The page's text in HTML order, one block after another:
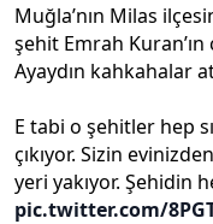
Muğla’nın Milas
şehit Emrah Kuran’ın
Ayaydın kahkahalar
E tabi o şehitler hep
çıkıyor. Sizin
yeri yakıyor. Şehidin
pic.twitter.com/